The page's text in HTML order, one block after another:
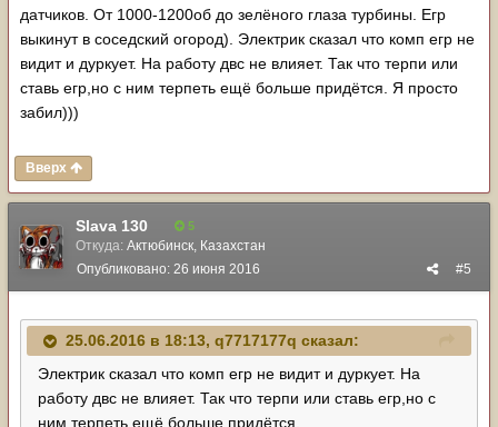
датчиков. От 1000-1200об до зелёного глаза турбины. Егр
выкинут в соседский огород). Электрик сказал что комп егр не
видит и дуркует. На работу двс не влияет. Так что терпи или
ставь егр,но с ним терпеть ещё больше придётся. Я просто
забил)))
Вверх
Slava 130 5
Откуда: Актюбинск, Казахстан
#5
Опубликовано: 26 июня 2016
25.06.2016 в 18:13, q7717177q сказал:
Электрик сказал что комп егр не видит и дуркует. На
работу двс не влияет. Так что терпи или ставь егр,но с
ним терпеть ещё больше придётся.